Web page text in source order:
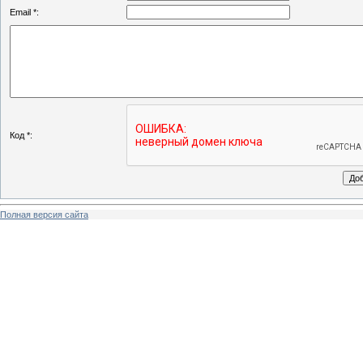
Email *:
Код *:
Полная версия сайта